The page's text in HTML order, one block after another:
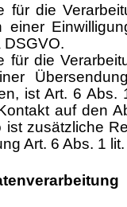
für die
einer
DSGVO.
für die
ist Art. 6 Abs.
auf den
ist zusätzliche
Art. 6 Abs. 1